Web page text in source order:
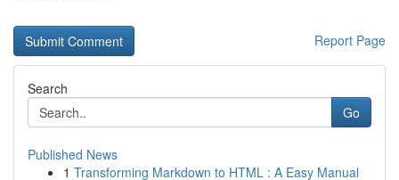
Report Page
Search
Go
Published News
1 Transforming Markdown to HTML : A Easy Manual